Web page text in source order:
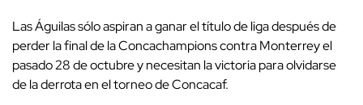
Las Águilas sólo aspiran a ganar el título de liga después de
perder la final de la Concachampions contra Monterrey el
pasado 28 de octubre y necesitan la victoria para olvidarse
de la derrota en el torneo de Concacaf.